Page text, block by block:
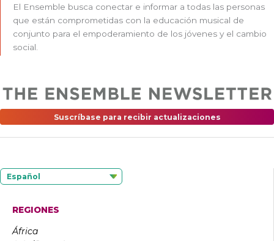
El Ensemble busca conectar e informar a todas las personas
que están comprometidas con la educación musical de
conjunto para el empoderamiento de los jóvenes y el cambio
social.
Suscríbase para recibir actualizaciones
Español
REGIONES
África